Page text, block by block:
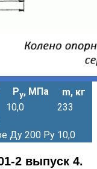
Ру, МПа
m, кг
10,0
233
Ду 200 Ру 10,0
2 выпуск 4.